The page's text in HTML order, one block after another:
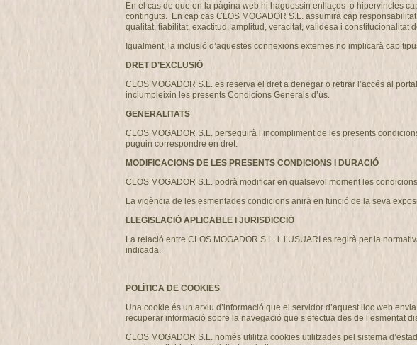
En el cas de que en la pàgina web hi haguessin enllaços o hipervincles
continguts. En cap cas CLOS MOGADOR S.L. assumirà cap
qualitat, fiabilitat, exactitud, amplitud, veracitat, validesa i constitucionalitat
Igualment, la inclusió d’aquestes connexions externes no implicarà cap
DRET D’EXCLUSIÓ
CLOS MOGADOR S.L. es reserva el dret a denegar o retirar l’accés al
inclumpleixin les presents Condicions Generals d’ús.
GENERALITATS
CLOS MOGADOR S.L. perseguirà l’incompliment de les presents
puguin correspondre en dret.
MODIFICACIONS DE LES PRESENTS CONDICIONS I DURACIÓ
CLOS MOGADOR S.L. podrà modificar en qualsevol moment les
La vigència de les esmentades condicions anirà en funció de la seva
LLEGISLACIÓ APLICABLE I JURISDICCIÓ
La relació entre CLOS MOGADOR S.L. i l’USUARI es regirà per la
indicada.
POLÍTICA DE COOKIES
Una cookie és un arxiu d’informació que el servidor d’aquest lloc web
recuperar informació sobre la navegació que s’efectua des de l’esmentat
CLOS MOGADOR S.L. només utilitza cookies utilitzades pel sistema